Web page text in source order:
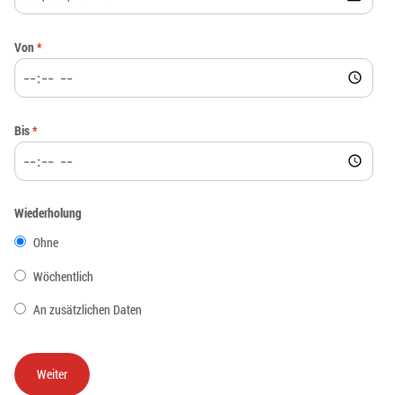
Von*
Bis*
Wiederholung
Ohne
Wöchentlich
An zusätzlichen Daten